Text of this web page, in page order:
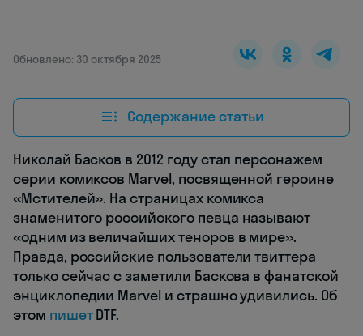
Обновлено: 30 октября 2025
Содержание статьи
Николай Басков в 2012 году стал персонажем
серии комиксов Marvel, посвященной героине
«Мстителей». На страницах комикса
знаменитого российского певца называют
«одним из величайших теноров в мире».
Правда, российские пользователи твиттера
только сейчас с заметили Баскова в фанатской
энциклопедии Marvel и страшно удивились. Об
этом пишетDTF.